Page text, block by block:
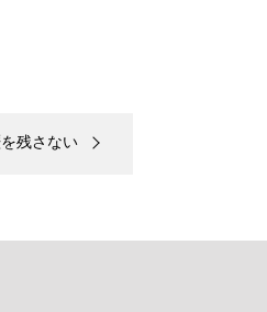
残さない